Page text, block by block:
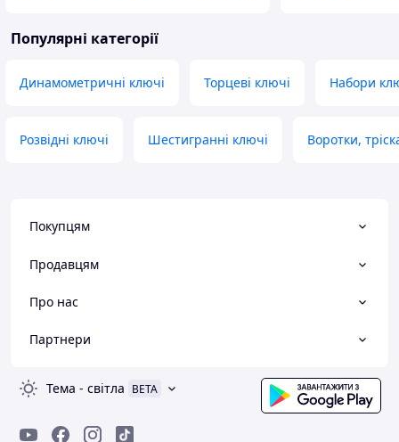
Популярні категорії
Динамометричні ключі Торцеві ключі Набори
Розвідні ключі Шестигранні ключі Воротки,
Покупцям
Продавцям
Про нас
Партнери
Тема - світла BETA